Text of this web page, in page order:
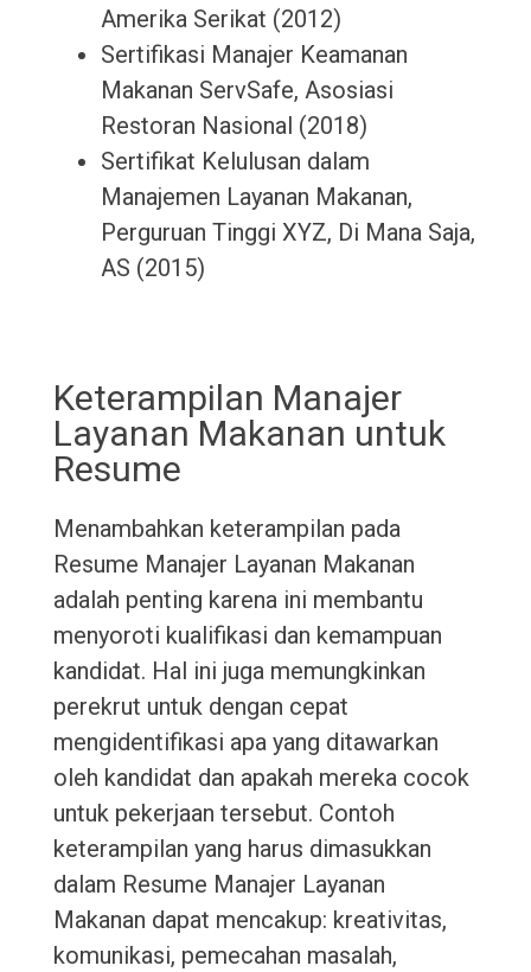
Amerika Serikat (2012)
Sertifikasi Manajer Keamanan
Makanan ServSafe, Asosiasi
Restoran Nasional (2018)
Sertifikat Kelulusan dalam
Manajemen Layanan Makanan,
Perguruan Tinggi XYZ, Di Mana Saja,
AS (2015)
Keterampilan Manajer
Layanan Makanan untuk
Resume
Menambahkan keterampilan pada
Resume Manajer Layanan Makanan
adalah penting karena ini membantu
menyoroti kualifikasi dan kemampuan
kandidat. Hal ini juga memungkinkan
perekrut untuk dengan cepat
mengidentifikasi apa yang ditawarkan
oleh kandidat dan apakah mereka cocok
untuk pekerjaan tersebut. Contoh
keterampilan yang harus dimasukkan
dalam Resume Manajer Layanan
Makanan dapat mencakup: kreativitas,
komunikasi, pemecahan masalah,